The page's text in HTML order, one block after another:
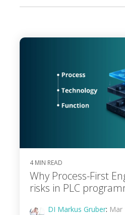
4 MIN READ
Why Process-First
risks in PLC
DI Markus Gruber: Mar